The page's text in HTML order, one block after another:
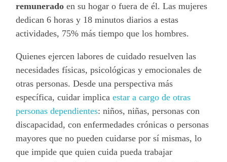
remunerado en su hogar o fuera de él. Las mujeres
dedican 6 horas y 18 minutos diarios a estas
actividades, 75% más tiempo que los hombres.
Quienes ejercen labores de cuidado resuelven las
necesidades físicas, psicológicas y emocionales de
otras personas. Desde una perspectiva más
específica, cuidar implicaestar a cargo de otras
personas dependientes: niños, niñas, personas con
discapacidad, con enfermedades crónicas o personas
mayores que no pueden cuidarse por sí mismas, lo
que impide que quien cuida pueda trabajar